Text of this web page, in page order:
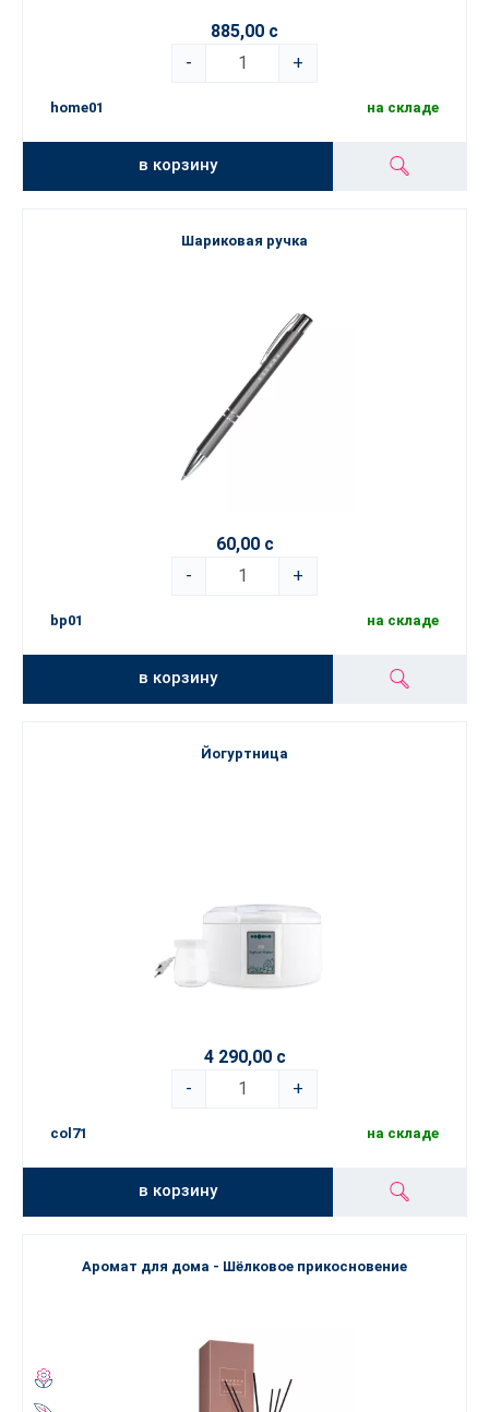
885,00 с
-
+
home01 на складе
в корзину
Шариковая ручка
60,00 с
-
+
bp01 на складе
в корзину
Йогуртница
4 290,00 с
-
+
col71 на складе
в корзину
Аромат для дома - Шёлковое прикосновение